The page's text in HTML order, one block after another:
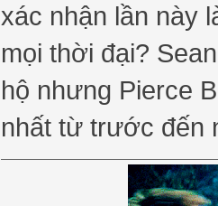
xác nhận lần này
mọi thời đại?
hộ nhưng Pierce
nhất từ trước đến